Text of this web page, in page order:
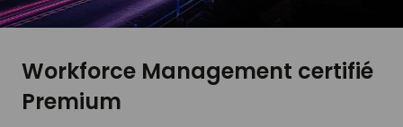
Workforce Management certifié
Premium